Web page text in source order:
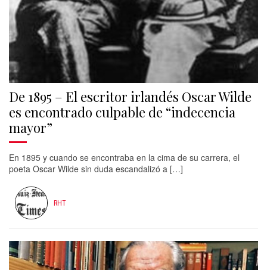
De 1895 – El escritor irlandés Oscar Wilde
es encontrado culpable de “indecencia
mayor”
En 1895 y cuando se encontraba en la cima de su carrera, el
poeta Oscar Wilde sin duda escandalizó a […]
RHT